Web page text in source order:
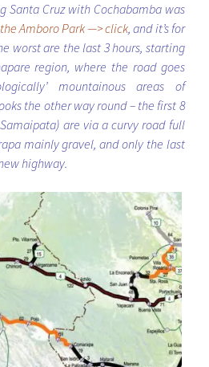
Santa Cruz with Cochabamba was
theAmboro Park —> click, and it’s for
worst are the last 3 hours, starting
region, where the road goes
mountainous areas of
the other way round – the first 8
are via a curvy road full
mainly gravel, and only the last
highway.